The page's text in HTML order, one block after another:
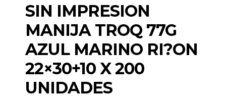
SIN IMPRESION
MANIJA TROQ 77G
AZUL MARINO RI?ON
22×30+10 X 200
UNIDADES